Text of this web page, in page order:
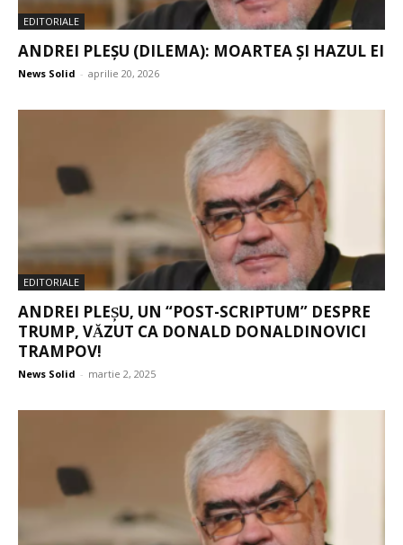
EDITORIALE
ANDREI PLEȘU (DILEMA): MOARTEA ȘI HAZUL EI
News Solid - aprilie 20, 2026
EDITORIALE
ANDREI PLEȘU, UN “POST-SCRIPTUM” DESPRE
TRUMP, VĂZUT CA DONALD DONALDINOVICI
TRAMPOV!
News Solid - martie 2, 2025